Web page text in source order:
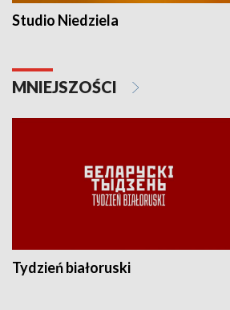
Studio Niedziela
MNIEJSZOŚCI
Tydzień białoruski